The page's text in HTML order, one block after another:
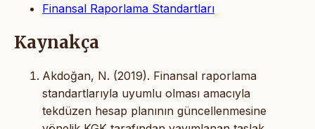
Finansal Raporlama Standartları
Kaynakça
Akdoğan, N. (2019). Finansal raporlama
standartlarıyla uyumlu olması amacıyla
tekdüzen hesap planının güncellenmesine